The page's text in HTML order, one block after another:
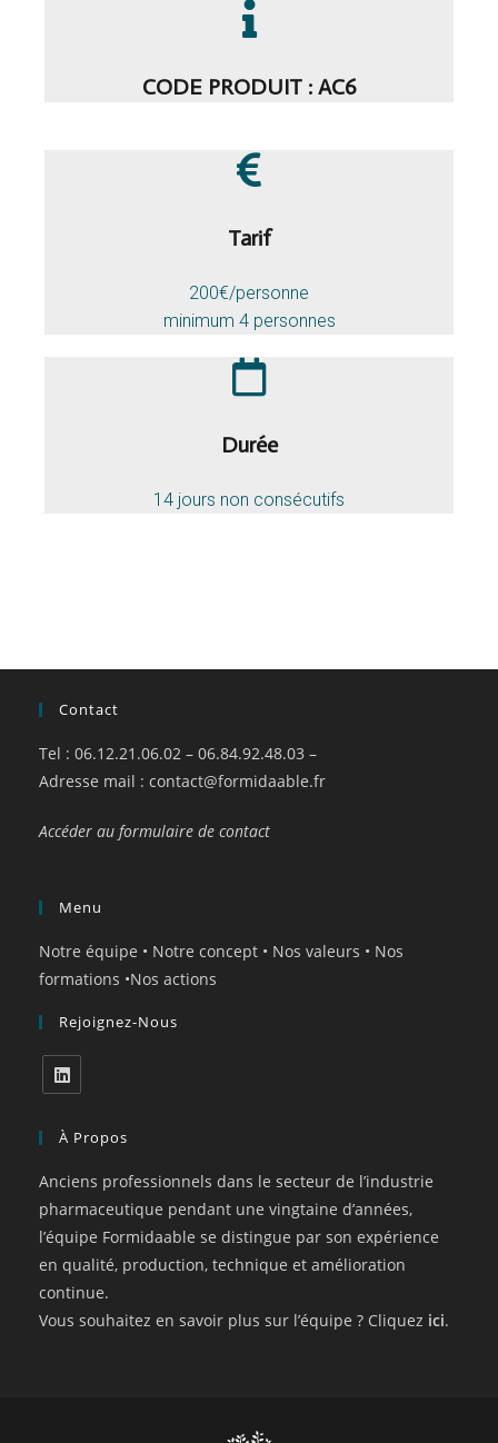
CODE PRODUIT : AC6
Tarif
200€/personne
minimum 4 personnes
Durée
14 jours non consécutifs
Contact
Tel : 06.12.21.06.02 – 06.84.92.48.03 –
Adresse mail : contact@formidaable.fr
Accéder au formulaire de contact
Menu
Notre équipe • Notre concept • Nos valeurs • Nos
formations •Nos actions
Rejoignez-Nous
À Propos
Anciens professionnels dans le secteur de l’industrie
pharmaceutique pendant une vingtaine d’années,
l’équipe Formidaable se distingue par son expérience
en qualité, production, technique et amélioration
continue.
Vous souhaitez en savoir plus sur l’équipe ? Cliquez ici.